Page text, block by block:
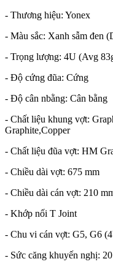
- Thương hiệu: Yonex
- Màu sắc: Xanh sẫm đen
- Trọng lượng: 4U (Avg
- Độ cứng đũa: Cứng
- Độ cân nbằng: Cân bằng
- Chất liệu khung vợt:
Graphite,Copper
- Chất liệu đũa vợt: HM
- Chiều dài vợt: 675 mm
- Chiều dài cán vợt: 210
- Khớp nối T Joint
- Chu vi cán vợt: G5, G6
- Sức căng khuyến nghị: